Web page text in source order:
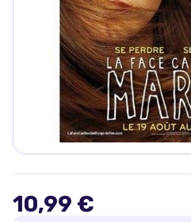
10,99 €